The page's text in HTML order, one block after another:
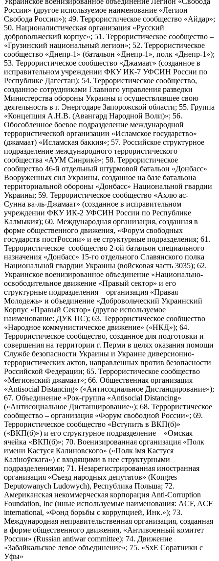
России» (другое используемое наименование «Легион
Свобода России»); 49. Террористическое сообщество «Айдар»;
50. Националистическая организация «Русский
добровольческий корпус»; 51. Террористическое сообщество –
«Грузинский национальный легион»; 52. Террористическое
сообщество «Днепр-1» (батальон «Днепр-1», полк «Днепр-1»);
53. Террористическое сообщество «Джамаат» (созданное в
исправительном учреждении ФКУ ИК-7 УФСИН России по
Республике Дагестан); 54. Террористическое сообщество,
созданное сотрудниками Главного управления разведки
Министерства обороны Украины и осуществлявшее свою
деятельность в г. Энергодаре Запорожской области; 55. Группа
«Концепция А.Н.В. (Авангард Народной Воли)»; 56.
Обособленное боевое подразделение международной
террористической организации «Исламское государство»
(джамаат) «Исламская баккия»; 57. Российское структурное
подразделение международного террористического
сообщества «АУМ Синрикё»; 58. Террористическое
сообщество 46-й отдельный штурмовой батальон «Донбасс»
Вооруженных сил Украины, созданное на базе батальона
территориальной обороны «Донбасс» Национальной гвардии
Украины; 59. Террористическое сообщество «Ахлю ас-
Сунна ва-ль-Джамаат» (созданное в исправительном
учреждении ФКУ ИК-2 УФСИН России по Республике
Калмыкия); 60. Международная организация, созданная в
форме общественного движения, «Форум свободных
государств постРоссии» и ее структурные подразделения; 61.
Террористическое сообщество 2-ой батальон специального
назначения «Донбасс» 15-го отдельного Славянского полка
Национальной гвардии Украины (войсковая часть 3035); 62.
Украинское военизированное объединение «Национально-
освободительное движение «Правый сектор» и его
структурные подразделения – организация «Правая
Молодежь» и объединение «Добровольческий Украинский
Корпус «Правый Сектор» (другое используемое
наименование: ДУК ПС); 63. Террористическое сообщество
«Народное коммунистическое движение» («НКД»); 64.
Террористическое сообщество, созданное для подготовки и
совершения на территории г. Перми в целях оказания помощи
Службе безопасности Украины и Украине диверсионно-
террористических актов, направленных против безопасности
Российской Федерации; 65. Террористическое сообщество
«Мегионский джамаат»; 66. Общественная организация
«Antisocial Distancing» («Антисоциальное Дистанцирование»);
67. Объединение «Рок-группа «Antisocial Distancing»
(«Антисоциальное Дистанцирование»); 68. Террористическое
сообщество – организация «Форум свободной России»; 69.
Террористическое сообщество «Вступить в ВКП(б)»
(«ВКП(б)») и его структурное подразделение – «Омская
ячейка «ВКП(б)»; 70. Военизированная организация «Полк
имени Кастуся Калиновского» («Полк iмя Кастуся
Калiноўскага») с входящими в нее структурными
подразделениями; 71. Незарегистрированная иностранная
организация «Съезд народных депутатов» (Kongres
Deputowanych Ludowych), Республика Польша; 72.
Американская некоммерческая корпорация Anti-Corruption
Foundation, Inc (иные используемые наименования: ACF, ACF
international, «Фонд борьбы с коррупцией, Инк.»); 73.
Международная неправительственная организация, созданная
в форме общественного движения, «Антивоенный комитет
России» (Russian antiwar committee); 74. Движение
«Забайкальское левое объединение»; 75. «SxE Соратники с
Уфы»